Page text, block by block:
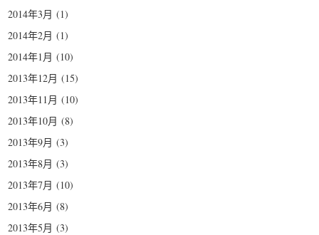
2014年3月 (1)
2014年2月 (1)
2014年1月 (10)
2013年12月 (15)
2013年11月 (10)
2013年10月 (8)
2013年9月 (3)
2013年8月 (3)
2013年7月 (10)
2013年6月 (8)
2013年5月 (3)